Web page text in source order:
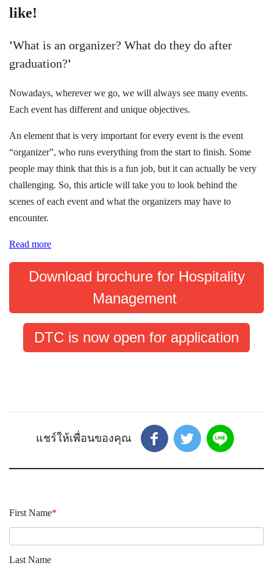
like!
'What is an organizer? What do they do after
graduation?'
Nowadays, wherever we go, we will always see many events.
Each event has different and unique objectives.
An element that is very important for every event is the event
“organizer”, who runs everything from the start to finish. Some
people may think that this is a fun job, but it can actually be very
challenging. So, this article will take you to look behind the
scenes of each event and what the organizers may have to
encounter.
Read more
Download brochure for Hospitality
Management
DTC is now open for application
First Name*
Last Name